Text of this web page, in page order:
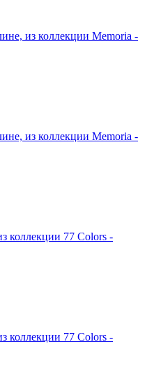
из коллекции Memoria -
из коллекции Memoria -
коллекции 77 Colors -
коллекции 77 Colors -